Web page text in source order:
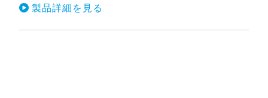
製品詳細を見る